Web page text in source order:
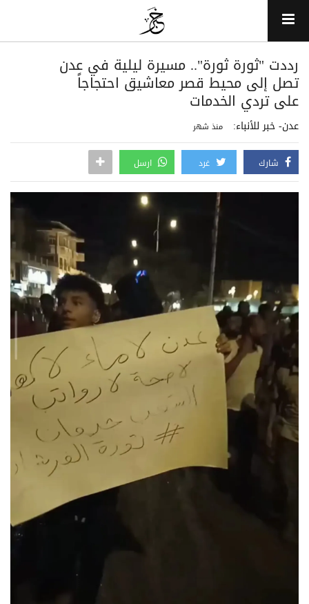
رددت "ثورة ثورة".. مسيرة ليلية في عدن
تصل إلى محيط قصر معاشيق احتجاجاً
على تردي الخدمات
عدن- خبر للأنباء: منذ شهر
شارك غرد ارسل